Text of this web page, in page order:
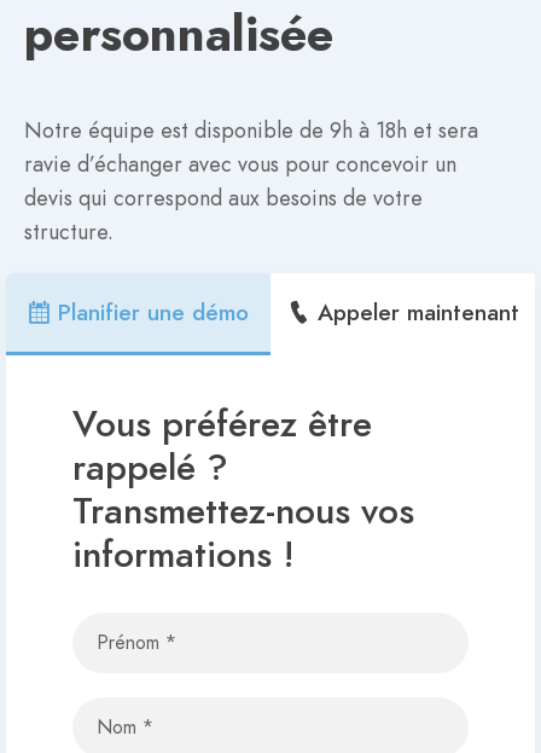
personnalisée
Notre équipe est disponible de 9h à 18h et sera
ravie d’échanger avec vous pour concevoir un
devis qui correspond aux besoins de votre
structure.
Planifier une démo Appeler maintenant
Vous préférez être
rappelé ?
Transmettez-nous vos
informations !